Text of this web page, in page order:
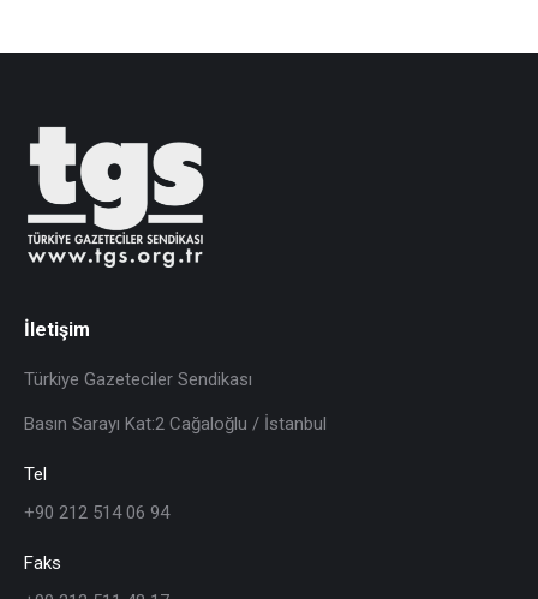
İletişim
Türkiye Gazeteciler Sendikası
Basın Sarayı Kat:2 Cağaloğlu / İstanbul
Tel
+90 212 514 06 94
Faks